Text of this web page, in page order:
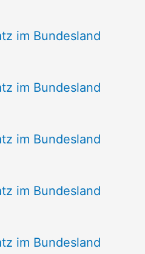
im Bundesland
im Bundesland
im Bundesland
im Bundesland
im Bundesland